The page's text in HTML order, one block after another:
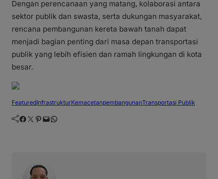
Dengan perencanaan yang matang, kolaborasi antara
sektor publik dan swasta, serta dukungan masyarakat,
rencana pembangunan kereta bawah tanah dapat
menjadi bagian penting dari masa depan transportasi
publik yang lebih efisien dan ramah lingkungan di kota
besar.
FeaturedInfrastrukturKemacetanpembangunanTransportasi Publik
Facebook Twitter Pinterest Mail WhatsApp